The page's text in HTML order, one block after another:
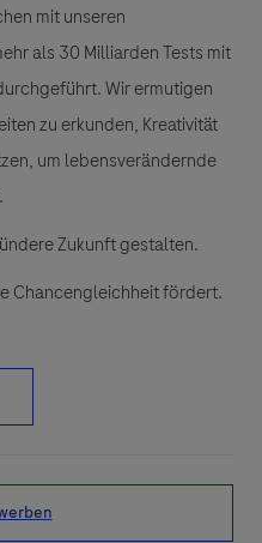
mit unseren
als 30 Milliarden Tests mit
Wir ermutigen
zu erkunden, Kreativität
um lebensverändernde
Zukunft gestalten.
Chancengleichheit fördert.